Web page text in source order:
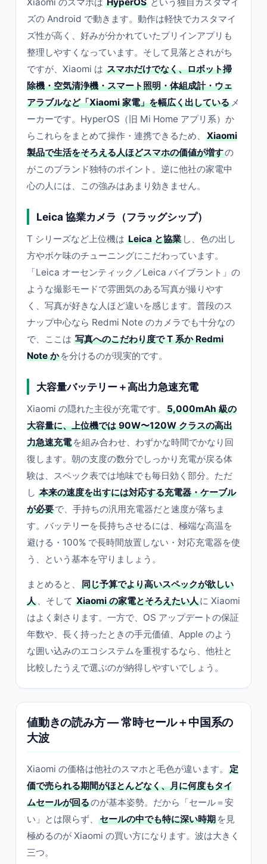
ズの Android で動きます。動作は軽快でカスタマイ
ズ性が高く、好みが分かれていたプリインアプリも
整理しやすくなっています。そして見落とされがち
ですが、Xiaomi は スマホだけでなく、ロボット掃
除機・空気清浄機・スマート照明・体組成計・ウェ
アラブルなど「Xiaomi 家電」を幅広く出している メ
ーカーです。HyperOS（旧 Mi Home アプリ系）か
らこれらをまとめて操作・連携できるため、
Xiaomi
製品で生活をそろえる人ほどスマホの価値が増すの
がこのブランド独特のポイント。逆に他社の家電中
心の人には、この強みはあまり効きません。
Leica 協業カメラ（フラッグシップ）
T シリーズなど上位機は Leica と協業 し、色の出し
方やボケ味のチューニングにこだわっています。
「Leica オーセンティック／Leica バイブラント」の
ような撮影モードで雰囲気のある写真が撮りやす
く、写真が好きな人ほど違いを感じます。普段のス
ナップ中心なら Redmi Note のカメラでも十分なの
で、ここは 写真へのこだわり度で T 系か Redmi
Note か を分けるのが現実的です。
大容量バッテリー＋高出力急速充電
Xiaomi の隠れた主役が充電です。
5,000mAh 級の
大容量に、上位機では 90W〜120W クラスの高出
力急速充電 を組み合わせ、わずかな時間でかなり回
復します。朝の支度の数分でしっかり充電が戻る体
験は、スペック表では地味でも毎日効く部分。ただ
し 本来の速度を出すには対応する充電器・ケーブル
が必要で、手持ちの汎用充電器だと速度が落ちま
す。バッテリーを長持ちさせるには、極端な高温を
避ける・100% で長時間放置しない・対応充電器を使
う、という基本を守りましょう。
まとめると、
同じ予算でより高いスペックが欲しい
人 、そして Xiaomi の家電とそろえたい人に Xiaomi
はよく刺さります。一方で、OS アップデートの保証
年数や、長く持ったときの手元価値、Apple のよう
な囲い込みのエコシステムを重視するなら、他社と
比較したうえで選ぶのが納得しやすいでしょう。
値動きの読み方 — 常時セール＋中国系の
大波
Xiaomi の価格は他社のスマホと毛色が違います。
定
価で売られる期間がほとんどなく、月に何度もタイ
ムセールが回るのが基本姿勢。だから「セール＝安
い」とは限らず、
セールの中でも特に深い時期 を見
極めるのが Xiaomi の買い方になります。波は大きく
三つ。